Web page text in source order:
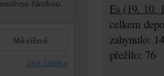
Es (19. 10.
celkem
zahynulo:
přežilo: 76